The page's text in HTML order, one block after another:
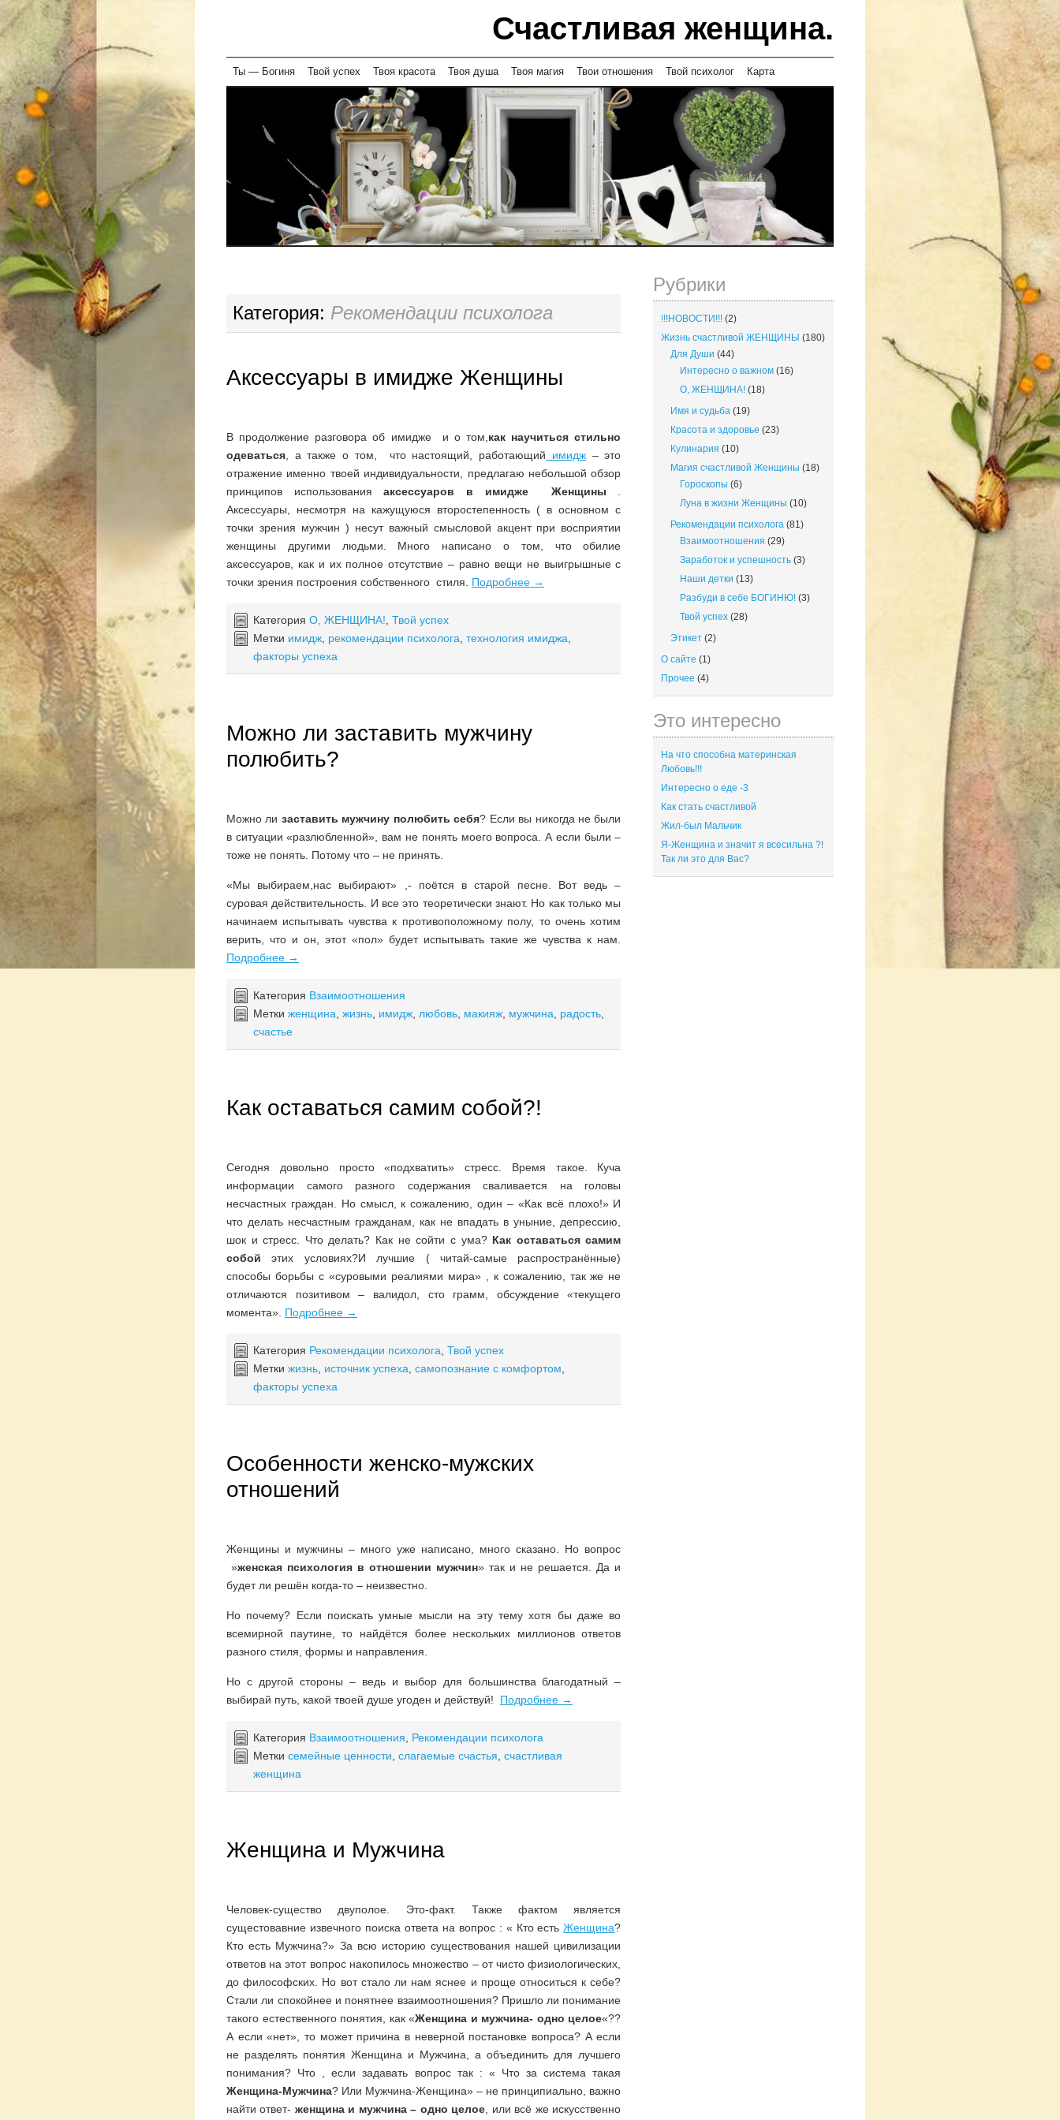
Счастливая женщина.
Skip
content
Ты — Богиня Твой успех Твоя красота Твоя душа Твоя магия Твои отношения Твой психолог Карта
Категория: Рекомендации психолога
Аксессуары в имидже Женщины
В продолжение разговора об имидже и о том, как научиться стильно
одеваться, а также о том, что настоящий, работающий имидж– это
отражение именно твоей индивидуальности, предлагаю небольшой обзор
принципов использованияаксессуаров в имидже Женщины
Аксессуары, несмотря на кажущуюся второстепенность ( в основном с
точки зрения мужчин ) несут важный смысловой акцент при восприятии
женщины другими людьми. Много написано о том, что обилие
аксессуаров, как и их полное отсутствие – равно вещи не выигрышные с
точки зрения построения собственного стиля. Подробнее →
Категория О, ЖЕНЩИНА! Твой успех
Метки имидж, рекомендации психолога технология имиджа
факторы успеха
Можно ли заставить мужчину
полюбить?
Можно ли заставить мужчину полюбить себя? Если вы никогда не были
в ситуации «разлюбленной», вам не понять моего вопроса. А если были –
тоже не понять. Потому что – не принять.
«Мы выбираем,нас выбирают» ,- поётся в старой песне. Вот ведь –
суровая действительность. И все это теоретически знают. Но как только мы
начинаем испытывать чувства к противоположному полу, то очень хотим
верить, что и он, этот «пол» будет испытывать такие же чувства к нам.
Подробнее →
Категория Взаимоотношения
Метки женщина жизнь, имидж, любовь, макияж, мужчина радость,
счастье
Как оставаться самим собой?!
Сегодня довольно просто «подхватить» стресс. Время такое. Куча
информации самого разного содержания сваливается на головы
несчастных граждан. Но смысл, к сожалению, один – «Как всё плохо!» И
что делать несчастным гражданам, как не впадать в уныние, депрессию,
шок и стресс. Что делать? Как не сойти с ума? Как оставаться самим
собойэтих условиях?И лучшие ( читай-самые распространённые)
способы борьбы с «суровыми реалиями мира» , к сожалению, так же не
отличаются позитивом – валидол, сто грамм, обсуждение «текущего
момента». Подробнее →
Категория Рекомендации психолога Твой успех
Метки жизнь, источник успеха самопознание с комфортом
факторы успеха
Особенности женско-мужских
отношений
Женщины и мужчины – много уже написано, много сказано. Но вопрос
»женская психология в отношении мужчин» так и не решается. Да и
будет ли решён когда-то – неизвестно.
Но почему? Если поискать умные мысли на эту тему хотя бы даже во
всемирной паутине, то найдётся более нескольких миллионов ответов
разного стиля, формы и направления.
Но с другой стороны – ведь и выбор для большинства благодатный –
выбирай путь, какой твоей душе угоден и действуй! Подробнее →
Категория Взаимоотношения
Рекомендации психолога
Метки семейные ценности слагаемые счастья счастливая
женщина
Женщина и Мужчина
Человек-существо двуполое. Это-факт. Также фактом является
сущестовавние извечного поиска ответа на вопрос : « Кто естьЖенщина?
Кто есть Мужчина?» За всю историю существования нашей цивилизации
ответов на этот вопрос накопилось множество – от чисто физиологических,
до философских. Но вот стало ли нам яснее и проще относиться к себе?
Стали ли спокойнее и понятнее взаимоотношения? Пришло ли понимание
такого естественного понятия, как «Женщина и мужчина- одно целое«??
А если «нет», то может причина в неверной постановке вопроса? А если
не разделять понятия Женщина и Мужчина, а объединить для лучшего
понимания? Что , если задавать вопрос так : « Что за система такая
Женщина-Мужчина? Или Мужчина-Женщина» – не принципиально, важно
найти ответ- женщина и мужчина – одно целое, или всё же искусственно
Рубрики
!!!НОВОСТИ!!!(2)
Жизнь счастливой ЖЕНЩИНЫ (180)
Для Души (44)
Интересно о важном(16)
О, ЖЕНЩИНА!(18)
Имя и судьба(19)
Красота и здоровье (23)
Кулинария (10)
Магия счастливой Женщины (18)
Гороскопы (6)
Луна в жизни Женщины (10)
Рекомендации психолога(81)
Взаимоотношения (29)
Заработок и успешность(3)
Наши детки (13)
Разбуди в себе БОГИНЮ!(3)
Твой успех(28)
Этикет(2)
О сайте (1)
Прочее (4)
Это интересно
На что способна материнская
Любовь!!!
Интересно о еде -3
Как стать счастливой
Жил-был Мальчик
Я-Женщина и значит я всесильна ?!
Так ли это для Вас?